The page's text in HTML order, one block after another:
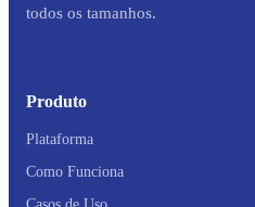
todos os tamanhos.
Produto
Plataforma
Como Funciona